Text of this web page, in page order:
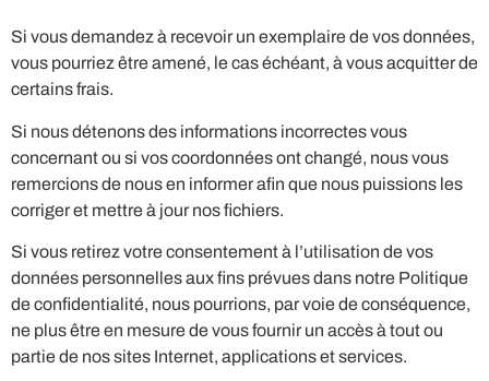
Si vous demandez à recevoir un exemplaire de vos données,
vous pourriez être amené, le cas échéant, à vous acquitter de
certains frais.
Si nous détenons des informations incorrectes vous
concernant ou si vos coordonnées ont changé, nous vous
remercions de nous en informer afin que nous puissions les
corriger et mettre à jour nos fichiers.
Si vous retirez votre consentement à l’utilisation de vos
données personnelles aux fins prévues dans notre Politique
de confidentialité, nous pourrions, par voie de conséquence,
ne plus être en mesure de vous fournir un accès à tout ou
partie de nos sites Internet, applications et services.